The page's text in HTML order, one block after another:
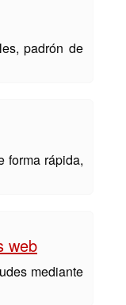
padrón de
forma rápida,
web
mediante